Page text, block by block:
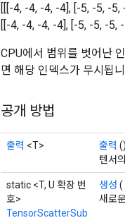
[[[-4, -4, -4, -4], [-5, -5, -5,
[[-4, -4, -4, -4], [-5, -5, -5,
CPU에서 범위를 벗어난
면 해당 인덱스가 무시됩
공개 방법
출력 <T> 출력 ()
텐서
static <T, U 확장 번
호>
TensorScatterSub
생성 (
새로